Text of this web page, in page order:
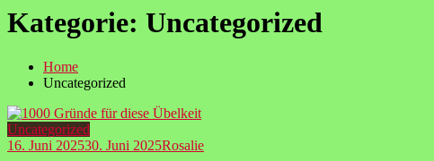
Kategorie: Uncategorized
Home
Uncategorized
Uncategorized
16. Juni 202530. Juni 2025Rosalie